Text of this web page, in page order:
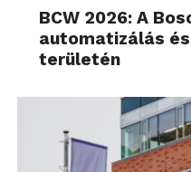
BCW 2026: A
automatizálás
területén